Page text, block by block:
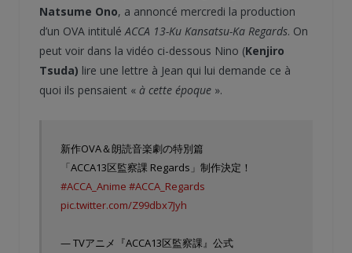
Natsume Ono, a annoncé mercredi la production
d’un OVA intituléACCA 13-Ku Kansatsu-Ka Regards. On
peut voir dans la vidéo ci-dessous Nino (Kenjiro
Tsuda) lire une lettre à Jean qui lui demande ce à
quoi ils pensaient « à cette époque ».
新作OVA＆朗読音楽劇の特別篇
「ACCA13区監察課 Regards」制作決定！
#ACCA_Anime #ACCA_Regards
pic.twitter.com/Z99dbx7Jyh
— TVアニメ『ACCA13区監察課』公式